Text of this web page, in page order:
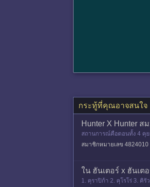
กระทู้ที่คุณอาจสนใจ
Hunter X Hunter
สถานการณ์คือตอนทั้ง 4 คุย
นด้าคนอื่นไม
สมาชิกหมายเลข 4824010
ใน ฮันเตอร์ x ฮันเ
1. คุราปิก้า 2. คุโรโร่ 3. คิ